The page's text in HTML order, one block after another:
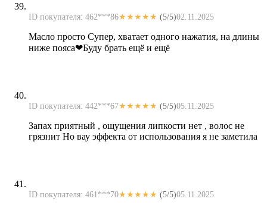
ID покупателя: 462***86★★★★★ (5/5)02.11.2025
Масло просто Супер, хватает одного нажатия, на длины
ниже пояса❤Буду брать ещё и ещё
ID покупателя: 442***67★★★★★ (5/5)05.11.2025
Запах приятный , ощущения липкости нет , волос не
грязнит Но вау эффекта от использования я не заметила
ID покупателя: 461***70★★★★★ (5/5)05.11.2025